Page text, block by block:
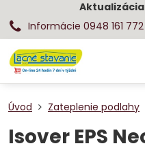
Aktualizácia
Informácie 0948 161 772
Úvod Zateplenie podlahy
Isover EPS